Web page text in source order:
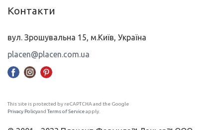
Контакти
вул. Зрошувальна 15, м.Київ, Україна
placen@placen.com.ua
This site is protected by reCAPTCHA and the Google
Privacy Policyand Terms of Serviceapply.